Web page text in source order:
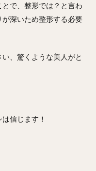
で、整形では？と言わ
深いため整形する必要
、驚くような美人がと
信じます！